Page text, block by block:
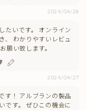
2024/04/28
たいです。 オンライン
、 わかりやすいレビュ
願い致します。
2024/04/27
す！ アルブランの製品
です。 ぜひこの機会に